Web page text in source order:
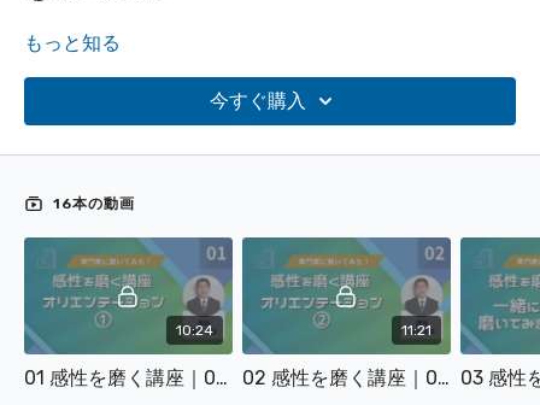
もっと知る
今すぐ購入
16本の動画
10:24
01 感性を磨く講座｜01 オリエンテーション①
11:21
02 感性を磨く講座｜01 オリエンテーション②